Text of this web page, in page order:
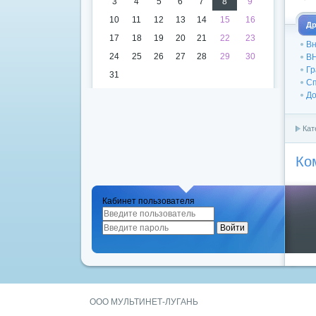
10
11 12 13 14 15
16
17
18 19 20 21 22
23
24
25 26 27 28 29
30
31
Кабинет пользователя
ООО МУЛЬТИНЕТ-ЛУГАНЬ